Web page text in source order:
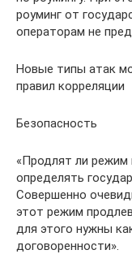
роуминг от
операторам не
Новые типы атак
правил корреляции
Безопасность
«Продлят ли
определять
Совершенно
этот режим
для этого нужны
договоренности».